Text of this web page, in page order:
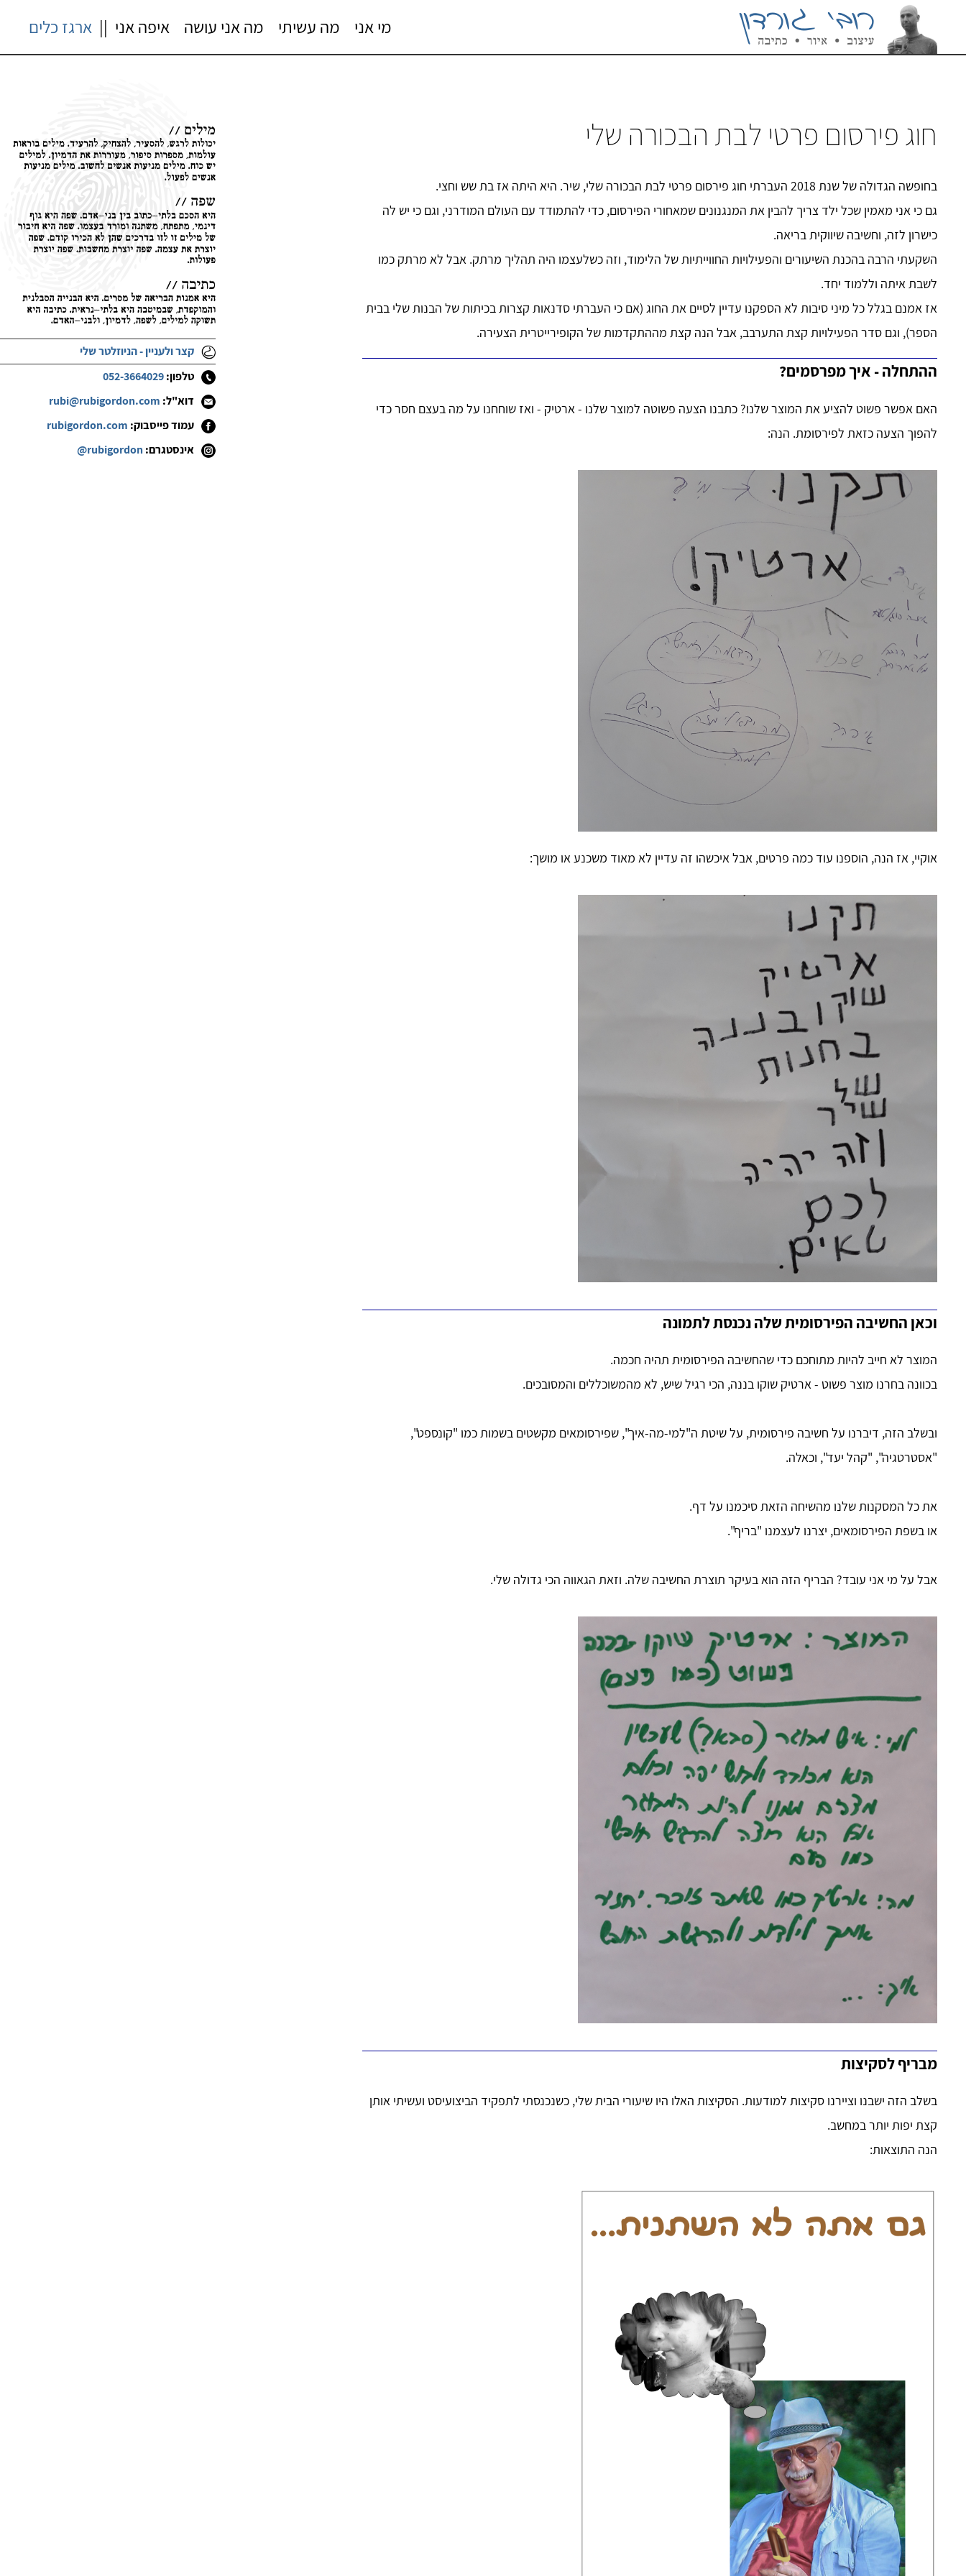
מי אני מה עשיתי מה אני עושה איפה אני || ארגז כלים
חוג פירסום פרטי לבת הבכורה שלי
בחופשה הגדולה של שנת 2018 העברתי חוג פירסום פרטי לבת הבכורה שלי, שיר. היא היתה אז בת שש וחצי.
גם כי אני מאמין שכל ילד צריך להבין את המנגנונים שמאחורי הפירסום, כדי להתמודד עם העולם המודרני, וגם כי יש לה
כישרון לזה, וחשיבה שיווקית בריאה.
השקעתי הרבה בהכנת השיעורים והפעילויות החווייתיות של הלימוד, וזה כשלעצמו היה תהליך מרתק. אבל לא מרתק כמו
לשבת איתה וללמוד יחד.
אז אמנם בגלל כל מיני סיבות לא הספקנו עדיין לסיים את החוג (אם כי העברתי סדנאות קצרות בכיתות של הבנות שלי בבית
הספר), וגם סדר הפעילויות קצת התערבב, אבל הנה קצת מההתקדמות של הקופירייטרית הצעירה.
ההתחלה - איך מפרסמים?
האם אפשר פשוט להציע את המוצר שלנו? כתבנו הצעה פשוטה למוצר שלנו - ארטיק - ואז שוחחנו על מה בעצם חסר כדי
להפוך הצעה כזאת לפירסומת. הנה:
אוקיי, אז הנה, הוספנו עוד כמה פרטים, אבל איכשהו זה עדיין לא מאוד משכנע או מושך:
וכאן החשיבה הפירסומית שלה נכנסת לתמונה
המוצר לא חייב להיות מתוחכם כדי שהחשיבה הפירסומית תהיה חכמה.
בכוונה בחרנו מוצר פשוט - ארטיק שוקו בננה, הכי רגיל שיש, לא מהמשוכללים והמסובכים.
ובשלב הזה, דיברנו על חשיבה פירסומית, על שיטת ה"למי-מה-איך", שפירסומאים מקשטים בשמות כמו "קונספט",
"אסטרטגיה", "קהל יעד", וכאלה.
את כל המסקנות שלנו מהשיחה הזאת סיכמנו על דף.
או בשפת הפירסומאים, יצרנו לעצמנו "בריף".
אבל על מי אני עובד? הבריף הזה הוא בעיקר תוצרת החשיבה שלה. וזאת הגאווה הכי גדולה שלי.
מבריף לסקיצות
בשלב הזה ישבנו וציירנו סקיצות למודעות. הסקיצות האלו היו שיעורי הבית שלי, כשנכנסתי לתפקיד הביצועיסט ועשיתי אותן
קצת יפות יותר במחשב.
הנה התוצאות:
קצר ולעניין - הניוזלטר שלי
טלפון:052-3664029
דוא"ל: rubi@rubigordon.com
עמוד פייסבוק: rubigordon.com
אינסטגרם: @rubigordon